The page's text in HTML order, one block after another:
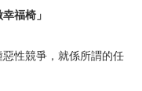
福椅」
性競爭，就係所謂的任